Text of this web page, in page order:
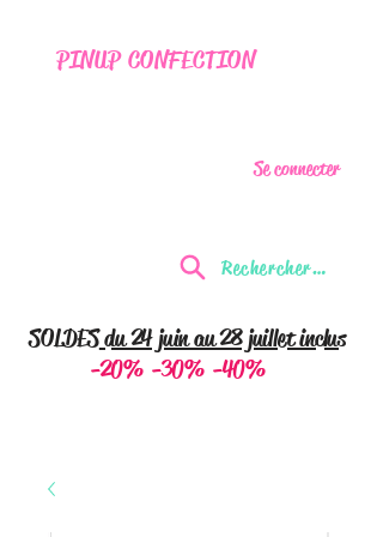
PINUP CONFECTION
Se connecter
Rechercher...
SOLDESdu 24 juin au 28 juillet inclus
-20% -30% -40%